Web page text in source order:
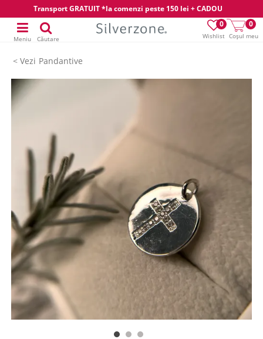
Transport GRATUIT *la comenzi peste 150 lei + CADOU
Wishlist
0
Coșul meu
0
Meniu Căutare
Pandantive